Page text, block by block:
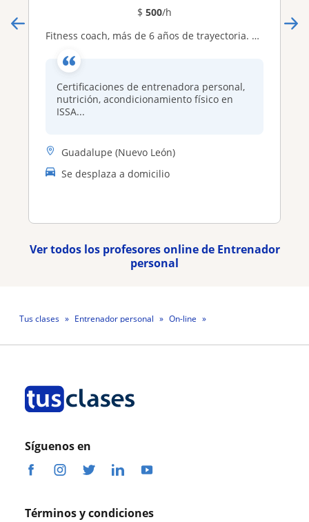
$ 500/h
Fitness coach, más de 6 años de trayectoria. Ejercicios funcionales, movilidad, fuerza y resistencia, edades de 6 a 80 años
Certificaciones de entrenadora personal,
nutrición, acondicionamiento físico en
ISSA...
Guadalupe (Nuevo León)
Se desplaza a domicilio
Ver todos los profesores online de Entrenador
personal
Tus clases Entrenador personal
On-line
Síguenos en
Términos y condiciones